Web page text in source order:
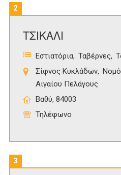
2
ΤΣΙΚΑΛΙ
Εστιατόρια Ταβέρνες
Σίφνος Κυκλάδων
Αιγαίου Πελάγους
Βαθύ, 84003
Τηλέφωνο
3